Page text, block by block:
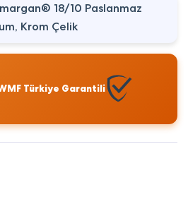
18/10 Paslanmaz
Krom Çelik
WMF Türkiye Garantili